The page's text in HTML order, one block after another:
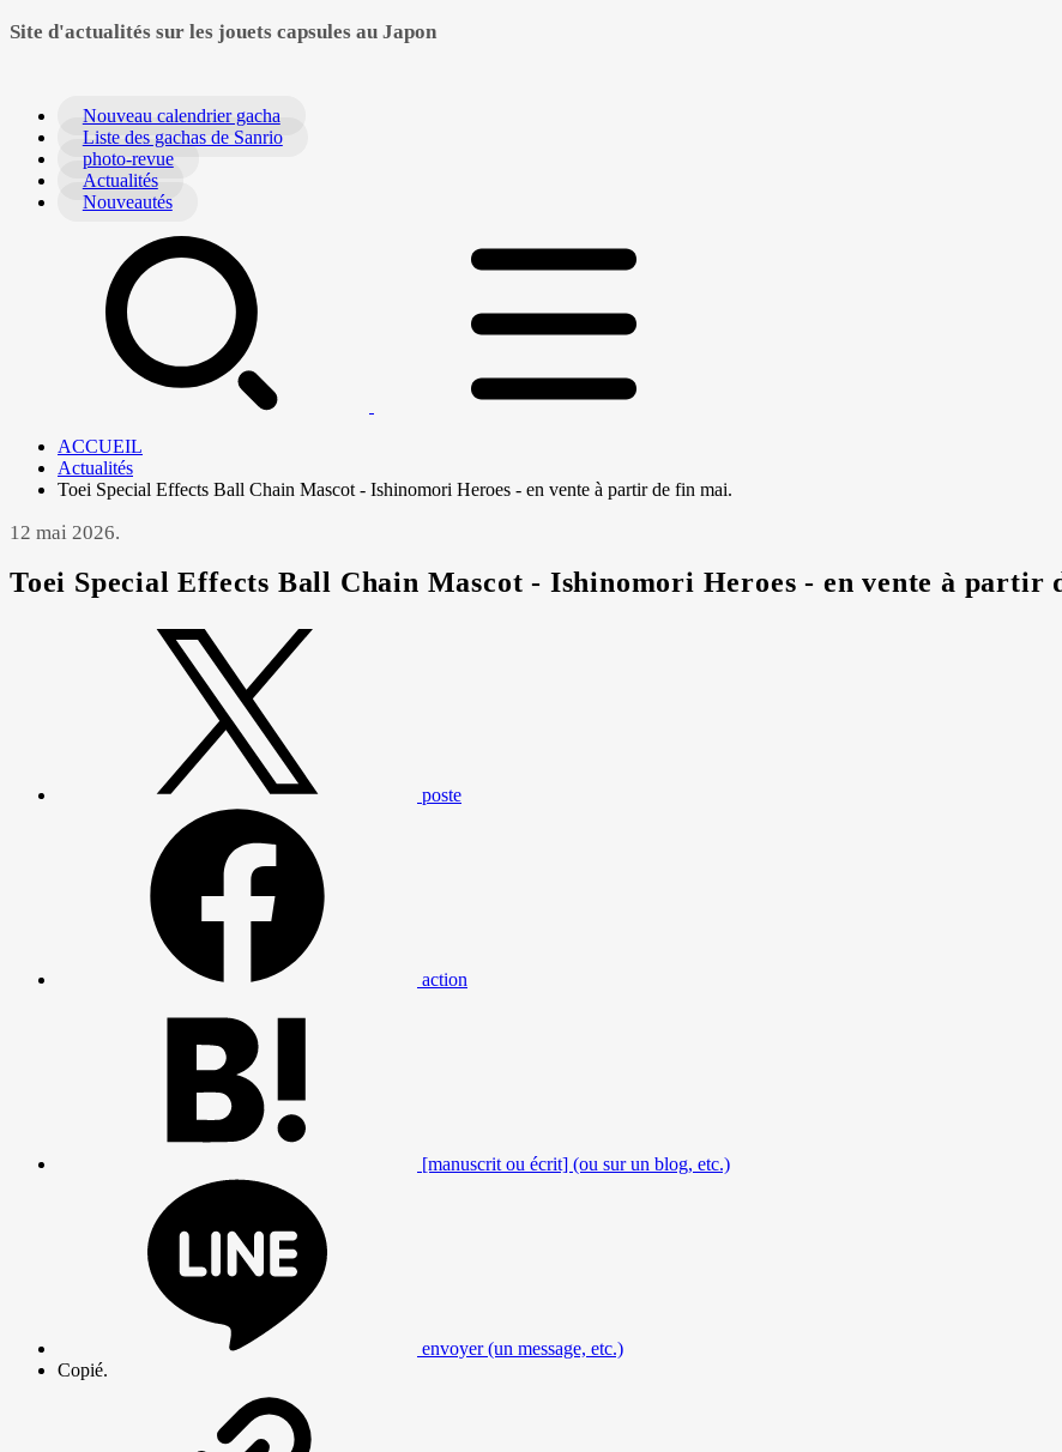
Site d'actualités sur les jouets capsules au Japon
Nouveau calendrier gacha
Liste des gachas de Sanrio
photo-revue
Actualités
Nouveautés
ACCUEIL
Actualités
Toei Special Effects Ball Chain Mascot - Ishinomori Heroes - en vente à partir de fin mai.
12 mai 2026.
Toei Special Effects Ball Chain Mascot - Ishinomori Heroes - en vente à partir
poste
action
[manuscrit ou écrit] (ou sur un blog, etc.)
envoyer (un message, etc.)
Copié.